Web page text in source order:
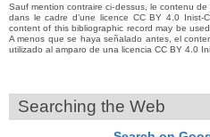
Sauf mention contraire ci-dessus, le contenu
dans le cadre d’une licence CC BY 4.0 Inist-
content of this bibliographic record may be
A menos que se haya señalado antes, el
utilizado al amparo de una licencia CC BY 4.0
Searching the Web